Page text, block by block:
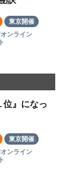
東京開催
ンライン
位』になっ
東京開催
ンライン